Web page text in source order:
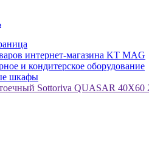
интернет-магазина KT MAG
и кондитерское оборудование
шкафы
Sottoriva QUASAR